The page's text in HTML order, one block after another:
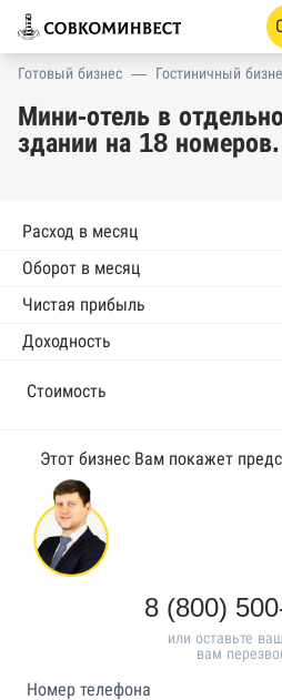
Готовый бизнес — Гостиничный
Мини-отель в
здании на 18
Расход в месяц
Оборот в месяц
Чистая прибыль
Доходность
Стоимость
Этот бизнес Вам покажет
8 (800)
или оставьте
вам
Номер телефона